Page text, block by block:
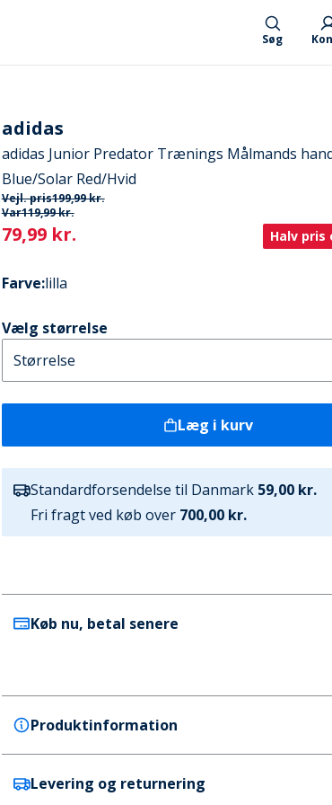
Søg
adidas
adidas Junior Predator Trænings Målmands
Blue/Solar Red/Hvid
Vejl. pris199,99 kr.
Var119,99 kr.
Current
79,99 kr. Halv pris
Farve:lilla
Vælg størrelse
Læg i kurv
Standardforsendelse til Danmark 59,00 kr.
Fri fragt ved køb over 700,00 kr.
Køb nu, betal senere
Produktinformation
adidas
Levering og returnering